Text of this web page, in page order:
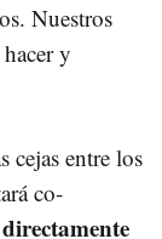
Nuestros
y
cejas entre los
co-